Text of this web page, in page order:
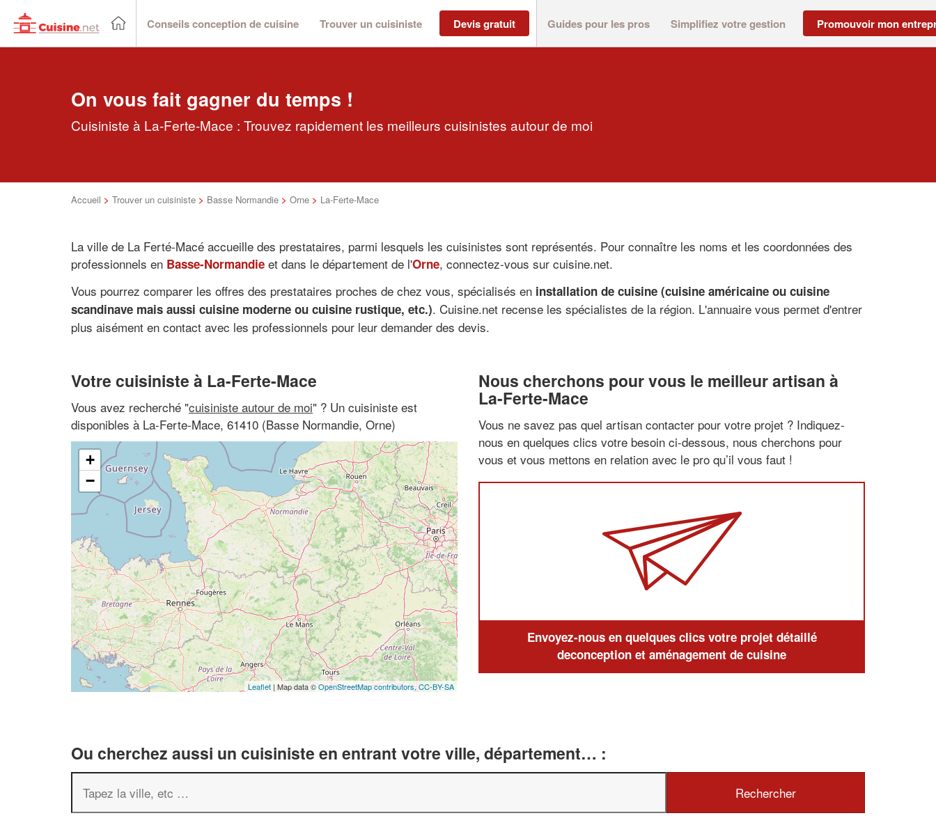
Conseils conception de cuisine Trouver un cuisiniste Devis gratuit Guides pour les pros Simplifiez votre gestion Promouvoir mon
On vous fait gagner du temps !
Cuisiniste à La-Ferte-Mace : Trouvez rapidement les meilleurs cuisinistes autour de moi
Accueil > Trouver un cuisiniste > Basse Normandie > Orne > La-Ferte-Mace
La ville de La Ferté-Macé accueille des prestataires, parmi lesquels les cuisinistes sont représentés. Pour connaître les noms et les coordonnées des
professionnels en Basse-Normandie et dans le département de l'Orne, connectez-vous sur cuisine.net.
Vous pourrez comparer les offres des prestataires proches de chez vous, spécialisés en installation de cuisine (cuisine américaine ou cuisine
scandinave mais aussi cuisine moderne ou cuisine rustique, etc.). Cuisine.net recense les spécialistes de la région. L'annuaire vous permet d'entrer
plus aisément en contact avec les professionnels pour leur demander des devis.
Votre cuisiniste à La-Ferte-Mace
Vous avez recherché "cuisiniste autour de moi" ? Un cuisiniste est
disponibles à La-Ferte-Mace, 61410 (Basse Normandie, Orne)
+
−
Leaflet | Map data ©OpenStreetMap contributors,CC-BY-SA
Nous cherchons pour vous le meilleur artisan à
La-Ferte-Mace
Vous ne savez pas quel artisan contacter pour votre projet ? Indiquez-
nous en quelques clics votre besoin ci-dessous, nous cherchons pour
vous et vous mettons en relation avec le pro qu’il vous faut !
Envoyez-nous en quelques clics votre projet détaillé
deconception et aménagement de cuisine
Ou cherchez aussi un cuisiniste en entrant votre ville, département… :